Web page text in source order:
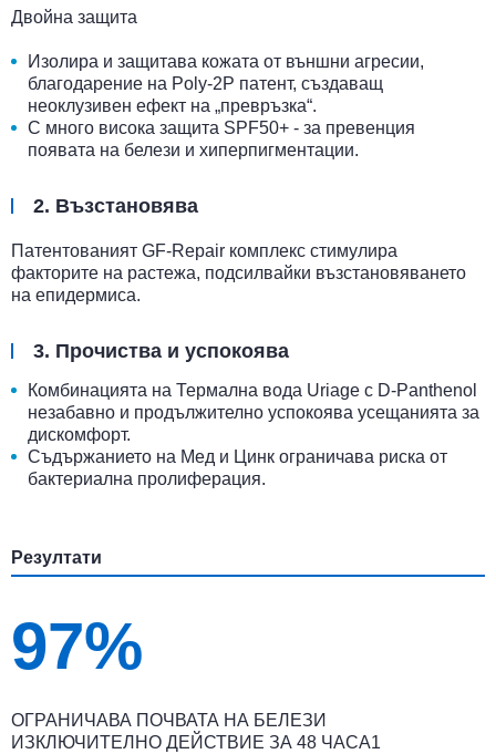
Двойна защита
Изолира и защитава кожата от външни агресии,
благодарение на Poly-2P патент, създаващ
неоклузивен ефект на „превръзка“.
С много висока защита SPF50+ - за превенция
появата на белези и хиперпигментации.
2. Възстановява
Патентованият GF-Repair комплекс стимулира
факторите на растежа, подсилвайки възстановяването
на епидермиса.
3. Прочиства и успокоява
Комбинацията на Термална вода Uriage с D-Panthenol
незабавно и продължително успокоява усещанията за
дискомфорт.
Съдържанието на Мед и Цинк ограничава риска от
бактериална пролиферация.
Резултати
97%
ОГРАНИЧАВА ПОЧВАТА НА БЕЛЕЗИ
ИЗКЛЮЧИТЕЛНО ДЕЙСТВИЕ ЗА 48 ЧАСА1